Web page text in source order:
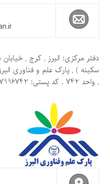
دفتر مرکزی: البرز , کرج ,
, واحد 742 . کد پستی: 3197996742